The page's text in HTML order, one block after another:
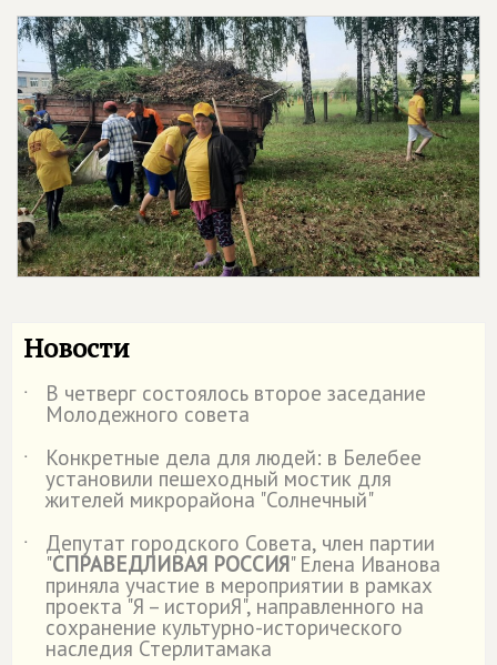
Новости
˙ В четверг состоялось второе заседание
Молодежного совета
˙
Конкретные дела для людей: в Белебее
установили пешеходный мостик для
жителей микрорайона "Солнечный"
˙
Депутат городского Совета, член партии
"СПРАВЕДЛИВАЯ РОССИЯ" Елена Иванова
приняла участие в мероприятии в рамках
проекта "Я – историЯ", направленного на
сохранение культурно-исторического
наследия Стерлитамака